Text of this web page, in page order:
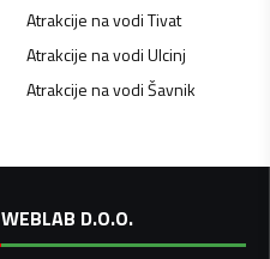
Atrakcije na vodiTivat
Atrakcije na vodiUlcinj
Atrakcije na vodiŠavnik
WEBLAB D.O.O.